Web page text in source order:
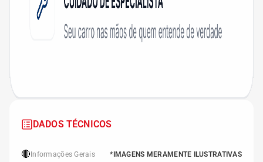
DADOS TÉCNICOS
🔴 Informações Gerais *IMAGENS MERAMENTE ILUSTRATIVAS